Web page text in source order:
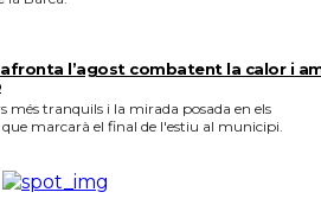
l’agost combatent la calor i
més tranquils i la mirada posada en els
marcarà el final de l'estiu al municipi.